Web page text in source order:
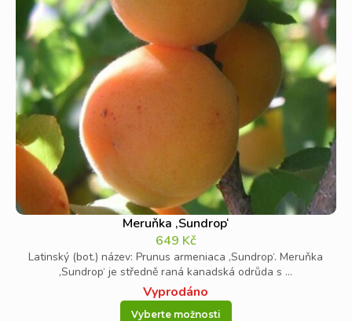
Meruňka ‚Sundrop‘
649 Kč
Latinský (bot.) název: Prunus armeniaca ‚Sundrop‘. Meruňka
‚Sundrop‘ je středně raná kanadská odrůda s ...
Vyprodáno
Vyberte možnosti